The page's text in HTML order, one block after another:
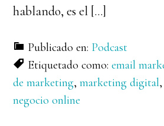
hablando, es el […]
Publicado en: Podcast
Etiquetado como:email
de marketing,marketing digital
negocio online